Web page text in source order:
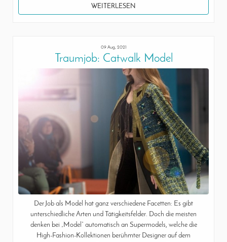
WEITERLESEN
09 Aug, 2021
Traumjob: Catwalk Model
Der Job als Model hat ganz verschiedene Facetten: Es gibt
unterschiedliche Arten und Tätigkeitsfelder. Doch die meisten
denken bei „Model“ automatisch an Supermodels, welche die
High-Fashion-Kollektionen berühmter Designer auf dem